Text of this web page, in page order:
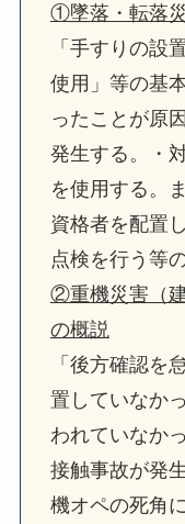
①墜落・転落
「手すりの設
使用」等の基
ったことが原
発生する。・
を使用する。
資格者を配置
点検を行う等
②重機災害（
の概説
「後方確認を
置していなか
われていなか
接触事故が発
機オペの死角